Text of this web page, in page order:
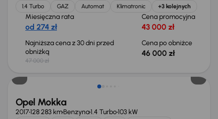
1.4 Turbo GAZ Automat Klimatronic +3 kolejnych
Miesięczna rata
od 274 zł
Cena promocyjna
43 000 zł
Najniższa cena z 30 dni przed
obniżką
47 000 zł
Cena po obniżce
46 000 zł
Opel Mokka
2017128 283 kmBenzyna1.4 Turbo103 kW